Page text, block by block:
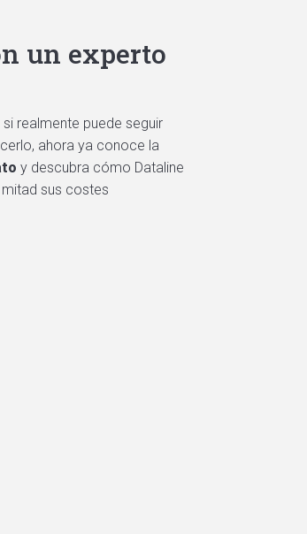
un experto
realmente puede seguir
ahora ya conoce la
y descubra cómo Dataline
sus costes